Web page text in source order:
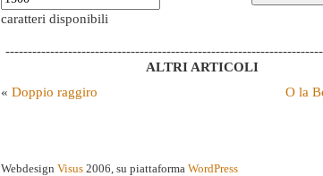
caratteri disponibili
ALTRI ARTICOLI
« Doppio raggiro O la
Webdesign Visus 2006, su piattaforma WordPress